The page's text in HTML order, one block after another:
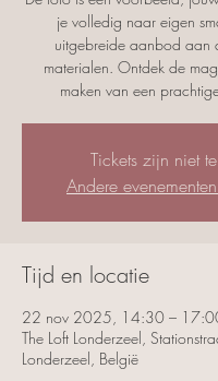
je volledig naar eigen
uitgebreide aanbod aan
materialen. Ontdek de
maken van een
Tickets zijn niet
Andere
Tijd en locatie
22 nov 2025, 14:30 –
The Loft Londerzeel,
Londerzeel, België